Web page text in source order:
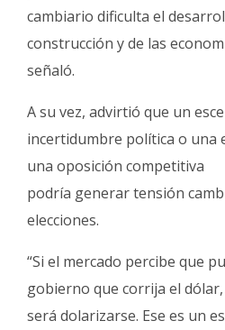
cambiario dificulta el
construcción y de las
señaló.
A su vez, advirtió que un
incertidumbre política o una
una oposición competitiva
podría generar tensión
elecciones.
“Si el mercado percibe que
gobierno que corrija el
será dolarizarse. Ese es un